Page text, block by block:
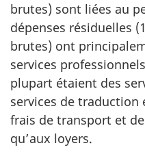
brutes) sont liées au
dépenses résiduelles
brutes) ont
services
plupart étaient des
services de traduction
frais de transport et
qu’aux loyers.